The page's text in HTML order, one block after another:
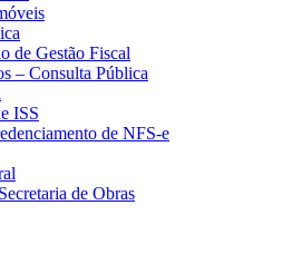
de Gestão Fiscal
– Consulta Pública
ISS
de NFS-e
de Obras